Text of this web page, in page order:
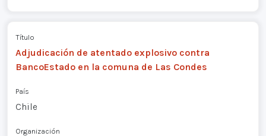
Título
Adjudicación de atentado explosivo contra
BancoEstado en la comuna de Las Condes
País
Chile
Organización